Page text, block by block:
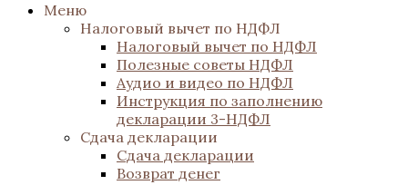
Меню
Налоговый вычет по НДФЛ
Налоговый вычет по НДФЛ
Полезные советы НДФЛ
Аудио и видео по НДФЛ
Инструкция по заполнению
декларации 3-НДФЛ
Сдача декларации
Сдача декларации
Возврат денег